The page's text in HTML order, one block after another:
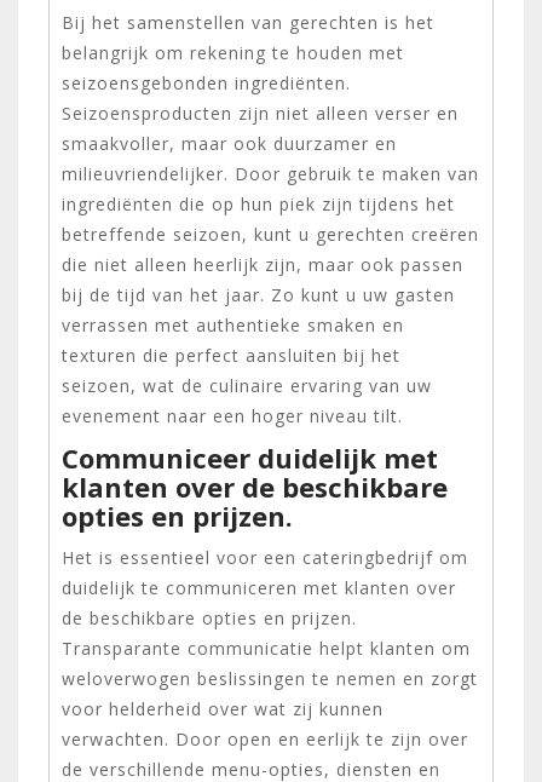
Bij het samenstellen van gerechten is het
belangrijk om rekening te houden met
seizoensgebonden ingrediënten.
Seizoensproducten zijn niet alleen verser en
smaakvoller, maar ook duurzamer en
milieuvriendelijker. Door gebruik te maken van
ingrediënten die op hun piek zijn tijdens het
betreffende seizoen, kunt u gerechten creëren
die niet alleen heerlijk zijn, maar ook passen
bij de tijd van het jaar. Zo kunt u uw gasten
verrassen met authentieke smaken en
texturen die perfect aansluiten bij het
seizoen, wat de culinaire ervaring van uw
evenement naar een hoger niveau tilt.
Communiceer duidelijk met
klanten over de beschikbare
opties en prijzen.
Het is essentieel voor een cateringbedrijf om
duidelijk te communiceren met klanten over
de beschikbare opties en prijzen.
Transparante communicatie helpt klanten om
weloverwogen beslissingen te nemen en zorgt
voor helderheid over wat zij kunnen
verwachten. Door open en eerlijk te zijn over
de verschillende menu-opties, diensten en